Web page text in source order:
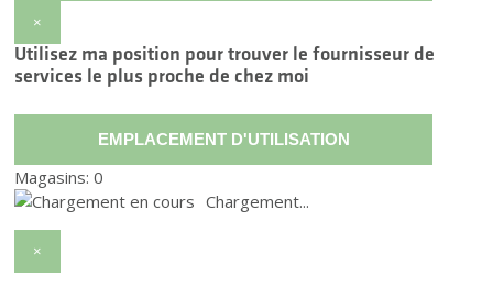
×
Utilisez ma position pour trouver le fournisseur de
services le plus proche de chez moi
EMPLACEMENT D'UTILISATION
Magasins: 0
Chargement...
×